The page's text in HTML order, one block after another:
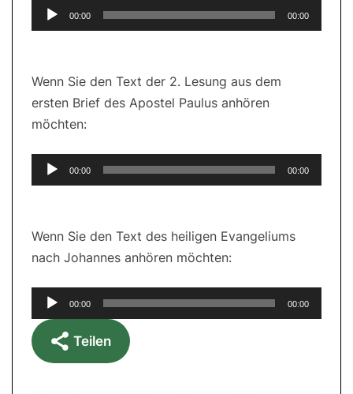
Audio-
Player
00:00 00:00
Wenn Sie den Text der 2. Lesung aus dem
ersten Brief des Apostel Paulus anhören
möchten:
Audio-
Player
00:00 00:00
Wenn Sie den Text des heiligen Evangeliums
nach Johannes anhören möchten:
Audio-
Player
00:00 00:00
Teilen